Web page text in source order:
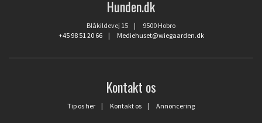
Hunden.dk
Blåkildevej 15 | 9500 Hobro
+45 98 51 20 66| Mediehuset@wiegaarden.dk
Kontakt os
Tip os her | Kontakt os | Annoncering